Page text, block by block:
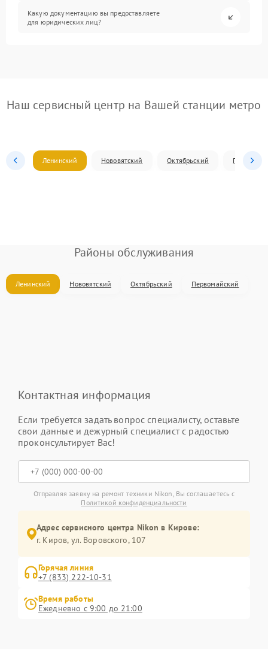
Какую документацию вы предоставляете
для юридических лиц?
Наш сервисный центр на Вашей станции метро
Ленинский Нововятский Октябрьский
Районы обслуживания
Ленинский Нововятский Октябрьский Первомайский
Контактная информация
Если требуется задать вопрос специалисту, оставьте
свои данные и дежурный специалист с радостью
проконсультирует Вас!
Отправляя заявку на ремонт техники Nikon, Вы соглашаетесь с
Политикой конфиденциальности
Адрес сервисного центра Nikon в Кирове:
г. Киров, ул. Воровского, 107
Горячая линия
+7 (833) 222-10-31
Время работы
Ежедневно с 9:00 до 21:00